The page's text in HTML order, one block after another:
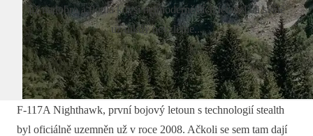
již nadobro a flotila kdysi nejmodernějších letadel na světě
už nikdy nevzlétne...
F-117A Nighthawk, první bojový letoun s technologií stealth
byl oficiálně uzemněn už v roce 2008. Ačkoli se sem tam dají